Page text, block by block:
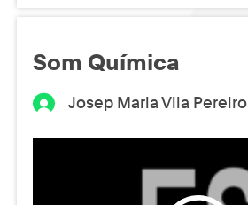
Som Química
Josep Maria Vila Pereiro